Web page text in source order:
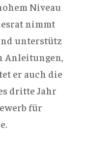
Niveau
nimmt
unterstütz
Anleitungen,
er auch die
dritte Jahr
für